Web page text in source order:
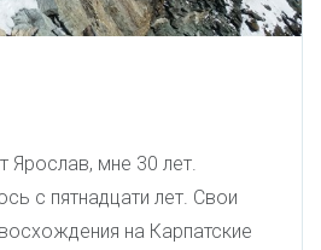
Ярослав, мне 30 лет.
с пятнадцати лет. Свои
на Карпатские